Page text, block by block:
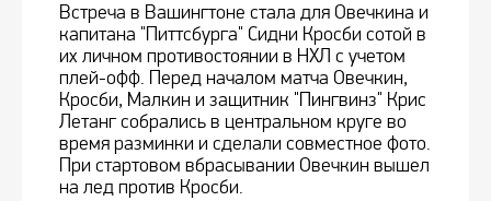
Встреча в Вашингтоне стала для Овечкина и
капитана "Питтсбурга" Сидни Кросби сотой в
их личном противостоянии в НХЛ с учетом
плей-офф. Перед началом матча Овечкин,
Кросби, Малкин и защитник "Пингвинз" Крис
Летанг собрались в центральном круге во
время разминки и сделали совместное фото.
При стартовом вбрасывании Овечкин вышел
на лед против Кросби.